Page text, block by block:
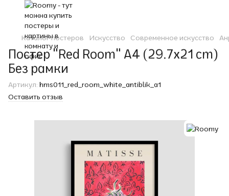
Каталог постеров Искусство Современное искусство
Постер "Red Room" A4 (29.7x21 cm)
Без рамки
Артикул: hms011_red_room_white_antiblik_a1
Оставить отзыв